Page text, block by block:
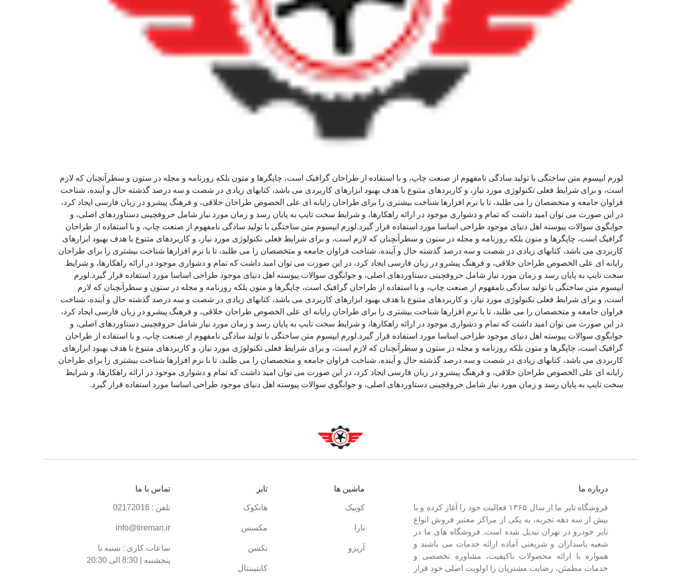
لورم ایپسوم متن ساختگی با تولید سادگی نامفهوم از صنعت چاپ، و با استفاده از طراحان گرافیک است، چاپگرها و متون بلکه روزنامه و مجله در ستون و سطرآنچنان که لازم
است، و برای شرایط فعلی تکنولوژی مورد نیاز، و کاربردهای متنوع با هدف بهبود ابزارهای کاربردی می باشد، کتابهای زیادی در شصت و سه درصد گذشته حال و آینده، شناخت
فراوان جامعه و متخصصان را می طلبد، تا با نرم افزارها شناخت بیشتری را برای طراحان رایانه ای علی الخصوص طراحان خلاقی، و فرهنگ پیشرو در زبان فارسی ایجاد کرد،
در این صورت می توان امید داشت که تمام و دشواری موجود در ارائه راهکارها، و شرایط سخت تایپ به پایان رسد و زمان مورد نیاز شامل حروفچینی دستاوردهای اصلی، و
جوابگوی سوالات پیوسته اهل دنیای موجود طراحی اساسا مورد استفاده قرار گیرد.لورم ایپسوم متن ساختگی با تولید سادگی نامفهوم از صنعت چاپ، و با استفاده از طراحان
گرافیک است، چاپگرها و متون بلکه روزنامه و مجله در ستون و سطرآنچنان که لازم است، و برای شرایط فعلی تکنولوژی مورد نیاز، و کاربردهای متنوع با هدف بهبود ابزارهای
کاربردی می باشد، کتابهای زیادی در شصت و سه درصد گذشته حال و آینده، شناخت فراوان جامعه و متخصصان را می طلبد، تا با نرم افزارها شناخت بیشتری را برای طراحان
رایانه ای علی الخصوص طراحان خلاقی، و فرهنگ پیشرو در زبان فارسی ایجاد کرد، در این صورت می توان امید داشت که تمام و دشواری موجود در ارائه راهکارها، و شرایط
سخت تایپ به پایان رسد و زمان مورد نیاز شامل حروفچینی دستاوردهای اصلی، و جوابگوی سوالات پیوسته اهل دنیای موجود طراحی اساسا مورد استفاده قرار گیرد.لورم
ایپسوم متن ساختگی با تولید سادگی نامفهوم از صنعت چاپ، و با استفاده از طراحان گرافیک است، چاپگرها و متون بلکه روزنامه و مجله در ستون و سطرآنچنان که لازم
است، و برای شرایط فعلی تکنولوژی مورد نیاز، و کاربردهای متنوع با هدف بهبود ابزارهای کاربردی می باشد، کتابهای زیادی در شصت و سه درصد گذشته حال و آینده، شناخت
فراوان جامعه و متخصصان را می طلبد، تا با نرم افزارها شناخت بیشتری را برای طراحان رایانه ای علی الخصوص طراحان خلاقی، و فرهنگ پیشرو در زبان فارسی ایجاد کرد،
در این صورت می توان امید داشت که تمام و دشواری موجود در ارائه راهکارها، و شرایط سخت تایپ به پایان رسد و زمان مورد نیاز شامل حروفچینی دستاوردهای اصلی، و
جوابگوی سوالات پیوسته اهل دنیای موجود طراحی اساسا مورد استفاده قرار گیرد.لورم ایپسوم متن ساختگی با تولید سادگی نامفهوم از صنعت چاپ، و با استفاده از طراحان
گرافیک است، چاپگرها و متون بلکه روزنامه و مجله در ستون و سطرآنچنان که لازم است، و برای شرایط فعلی تکنولوژی مورد نیاز، و کاربردهای متنوع با هدف بهبود ابزارهای
کاربردی می باشد، کتابهای زیادی در شصت و سه درصد گذشته حال و آینده، شناخت فراوان جامعه و متخصصان را می طلبد، تا با نرم افزارها شناخت بیشتری را برای طراحان
رایانه ای علی الخصوص طراحان خلاقی، و فرهنگ پیشرو در زبان فارسی ایجاد کرد، در این صورت می توان امید داشت که تمام و دشواری موجود در ارائه راهکارها، و شرایط
سخت تایپ به پایان رسد و زمان مورد نیاز شامل حروفچینی دستاوردهای اصلی، و جوابگوی سوالات پیوسته اهل دنیای موجود طراحی اساسا مورد استفاده قرار گیرد.
درباره ما
فروشگاه تایر ما از سال ۱۳۶۵ فعالیت خود را آغاز کرده و با
بیش از سه دهه تجربه، به یکی از مراکز معتبر فروش انواع
تایر خودرو در تهران تبدیل شده است. فروشگاه های ما در
شعبه پاسداران و شریعتی آماده ارائه خدمات می باشند و
همواره با ارائه محصولات باکیفیت، مشاوره تخصصی و
خدمات مطمئن، رضایت مشتریان را اولویت اصلی خود قرار
ماشین ها
کوییک
تارا
آریزو
تایر
هانکوک
مکسس
نکسن
کانتیننتال
تماس با ما
تلفن : 02172016
info@tireman.ir
ساعات کاری : شنبه تا
پنجشنبه | 8:30 الی 20:30